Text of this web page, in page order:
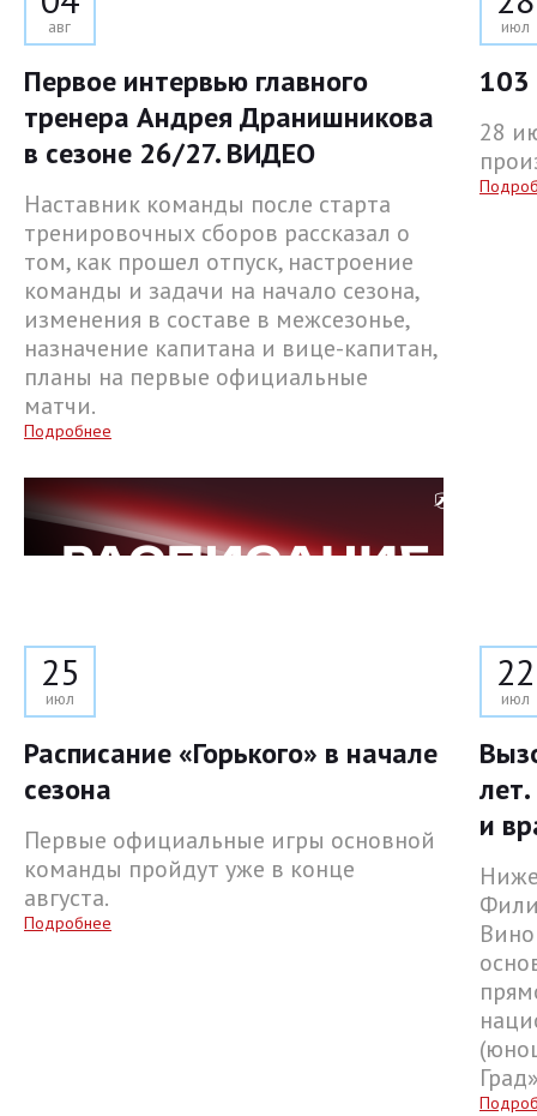
авг
Первое интервью главного
тренера Андрея Дранишникова
в сезоне 26/27. ВИДЕО
Наставник команды после старта
тренировочных сборов рассказал о
том, как прошел отпуск, настроение
команды и задачи на начало сезона,
изменения в составе в межсезонье,
назначение капитана и вице-капитан,
планы на первые официальные
матчи.
Подробнее
июл
103
28
25
июл
Расписание «Горького» в начале
сезона
Первые официальные игры основной
команды пройдут уже в конце
августа.
Подробнее
22
июл
и